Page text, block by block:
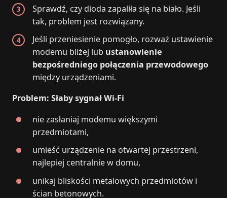
Sprawdź, czy dioda zapaliła się na biało. Jeśli
tak, problem jest rozwiązany.
Jeśli przeniesienie pomogło, rozważ ustawienie
modemu bliżej lub ustanowienie
bezpośredniego połączenia przewodowego
między urządzeniami.
Problem: Słaby sygnał Wi‑Fi
nie zasłaniaj modemu większymi
przedmiotami,
umieść urządzenie na otwartej przestrzeni,
najlepiej centralnie w domu,
unikaj bliskości metalowych przedmiotów i
ścian betonowych.